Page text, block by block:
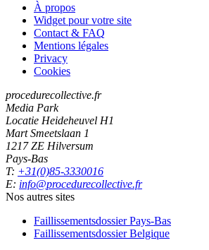
À propos
Widget pour votre site
Contact & FAQ
Mentions légales
Privacy
Cookies
procedurecollective.fr
Media Park
Locatie Heideheuvel H1
Mart Smeetslaan 1
1217 ZE Hilversum
Pays-Bas
T: +31(0)85-3330016
E: info@procedurecollective.fr
Nos autres sites
Faillissementsdossier Pays-Bas
Faillissementsdossier Belgique